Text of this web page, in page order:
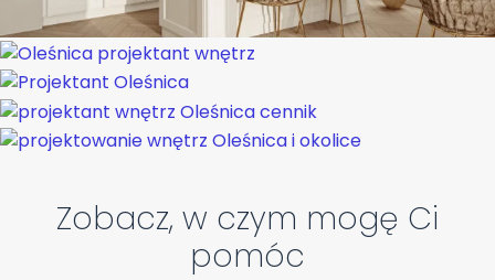
Zobacz, w czym mogę Ci
pomóc